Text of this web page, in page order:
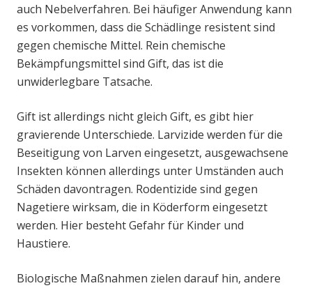
auch Nebelverfahren. Bei häufiger Anwendung kann
es vorkommen, dass die Schädlinge resistent sind
gegen chemische Mittel. Rein chemische
Bekämpfungsmittel sind Gift, das ist die
unwiderlegbare Tatsache.
Gift ist allerdings nicht gleich Gift, es gibt hier
gravierende Unterschiede. Larvizide werden für die
Beseitigung von Larven eingesetzt, ausgewachsene
Insekten können allerdings unter Umständen auch
Schäden davontragen. Rodentizide sind gegen
Nagetiere wirksam, die in Köderform eingesetzt
werden. Hier besteht Gefahr für Kinder und
Haustiere.
Biologische Maßnahmen zielen darauf hin, andere